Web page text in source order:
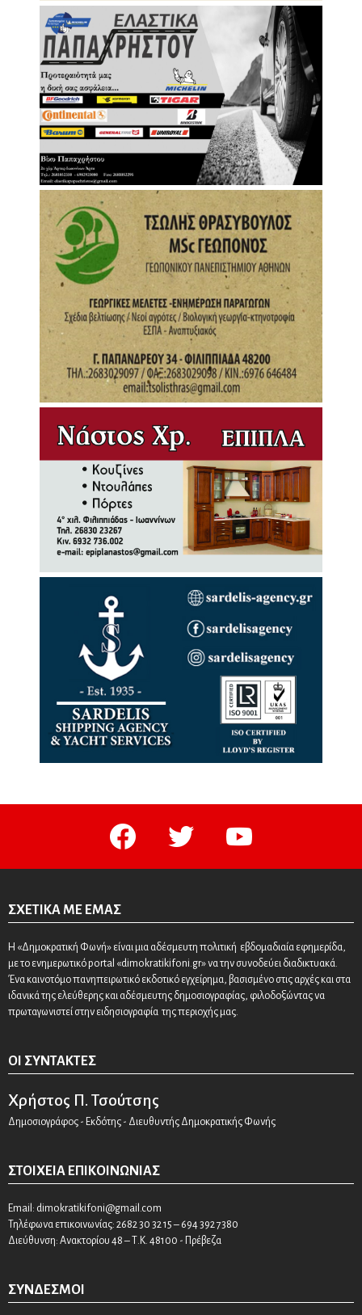
facebook twitter youtube
ΣΧΕΤΙΚΆ ΜΕ ΕΜΆΣ
Η «Δημοκρατική Φωνή» είναι μια αδέσμευτη πολιτική εβδομαδιαία εφημερίδα,
με το ενημερωτικό portal «dimokratikifoni.gr» να την συνοδεύει διαδικτυακά.
Ένα καινοτόμο πανηπειρωτικό εκδοτικό εγχείρημα, βασισμένο στις αρχές και στα
ιδανικά της ελεύθερης και αδέσμευτης δημοσιογραφίας, φιλοδοξώντας να
πρωταγωνιστεί στην ειδησιογραφία της περιοχής μας.
ΟΙ ΣΥΝΤΆΚΤΕΣ
Χρήστος Π. Τσούτσης
Δημοσιογράφος - Εκδότης - Διευθυντής Δημοκρατικής Φωνής
ΣΤΟΙΧΕΊΑ ΕΠΙΚΟΙΝΩΝΊΑΣ
Email: dimokratikifoni@gmail.com
Τηλέφωνα επικοινωνίας: 2682 30 32 15 – 694 392 7380
Διεύθυνση: Ανακτορίου 48 – Τ.Κ. 48100 - Πρέβεζα
ΣΎΝΔΕΣΜΟΙ